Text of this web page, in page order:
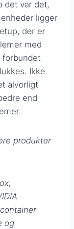
det var det,
ligger
der er
med
Ikke
alvorligt
end
produkter
og